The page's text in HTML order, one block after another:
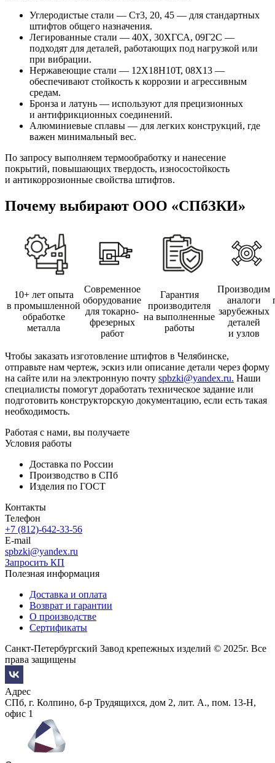
Углеродистые стали — Ст3, 20, 45 — для стандартных
штифтов общего назначения.
Легированные стали — 40Х, 30ХГСА, 09Г2С —
подходят для деталей, работающих под нагрузкой или
при вибрации.
Нержавеющие стали — 12Х18Н10Т, 08Х13 —
обеспечивают стойкость к коррозии и агрессивным
средам.
Бронза и латунь — используют для прецизионных
и антифрикционных соединений.
Алюминиевые сплавы — для легких конструкций, где
важен минимальный вес.
По запросу выполняем термообработку и нанесение
покрытий, повышающих твердость, износостойкость
и антикоррозионные свойства штифтов.
Почему выбирают ООО «СПбЗКИ»
10+ лет опыта
в промышленной
обработке
металла
Современное
оборудование
для токарно-
фрезерных
работ
Гарантия
производителя
на выполненные
работы
Производим
аналоги
зарубежных
деталей
и узлов
Чтобы заказать изготовление штифтов в Челябинске,
отправьте нам чертеж, эскиз или описание детали через форму
на сайте или на электронную почту spbzki@yandex.ru. Наши
специалисты помогут доработать техническое задание или
подготовить конструкторскую документацию, если есть такая
необходимость.
Работая с нами, вы получаете
Условия работы
Доставка по России
Производство в СПб
Изделия по ГОСТ
Контакты
Телефон
+7 (812)-642-33-56
E-mail
spbzki@yandex.ru
Запросить КП
Полезная информация
Доставка и оплата
Возврат и гарантии
О производстве
Сертификаты
Санкт-Петербургский Завод крепежных изделий © 2025г. Все
права защищены
Адрес
СПб, г. Колпино, б-р Трудящихся, дом 2, лит. А., пом. 13-Н,
офис 1